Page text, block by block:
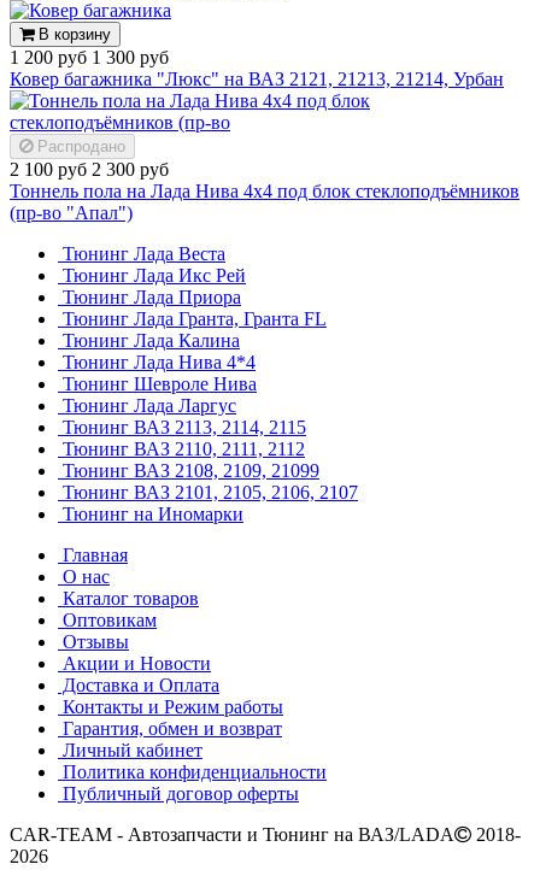
В корзину
1 200 руб 1 300 руб
Ковер багажника "Люкс" на ВАЗ 2121, 21213, 21214, Урбан
Распродано
2 100 руб 2 300 руб
Тоннель пола на Лада Нива 4х4 под блок стеклоподъёмников
(пр-во "Апал")
Тюнинг Лада Веста
Тюнинг Лада Икс Рей
Тюнинг Лада Приора
Тюнинг Лада Гранта, Гранта FL
Тюнинг Лада Калина
Тюнинг Лада Нива 4*4
Тюнинг Шевроле Нива
Тюнинг Лада Ларгус
Тюнинг ВАЗ 2113, 2114, 2115
Тюнинг ВАЗ 2110, 2111, 2112
Тюнинг ВАЗ 2108, 2109, 21099
Тюнинг ВАЗ 2101, 2105, 2106, 2107
Тюнинг на Иномарки
Главная
О нас
Каталог товаров
Оптовикам
Отзывы
Акции и Новости
Доставка и Оплата
Контакты и Режим работы
Гарантия, обмен и возврат
Личный кабинет
Политика конфиденциальности
Публичный договор оферты
CAR-TEAM - Автозапчасти и Тюнинг на ВАЗ/LADA
2018-
2026